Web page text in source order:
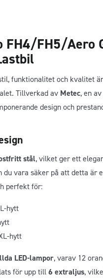
FH4/FH5/
funktionalitet och kvalitet är
Tillverkad av Metec, en
design och
stål, vilket ger ett
du vara säker på att detta är
perfekt för:
hytt
hytt
LED-lampor, varav 12
för upp till6 extraljus,